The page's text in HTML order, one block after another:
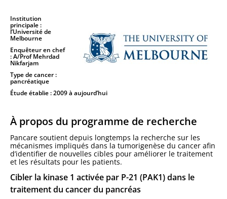
Institution
principale :
l’Université de
Melbourne
Enquêteur en chef
: A/Prof Mehrdad
Nikfarjam
Type de cancer :
pancréatique
Étude établie : 2009 à aujourd’hui
À propos du programme de recherche
Pancare soutient depuis longtemps la recherche sur les
mécanismes impliqués dans la tumorigenèse du cancer afin
d’identifier de nouvelles cibles pour améliorer le traitement
et les résultats pour les patients.
Cibler la kinase 1 activée par P-21 (PAK1) dans le
traitement du cancer du pancréas